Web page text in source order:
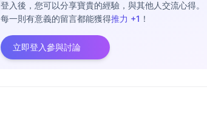
登入後，您可以分享寶貴的經驗，與其他人交流心得。
每一則有意義的留言都能獲得推力 +1 ！
立即登入參與討論